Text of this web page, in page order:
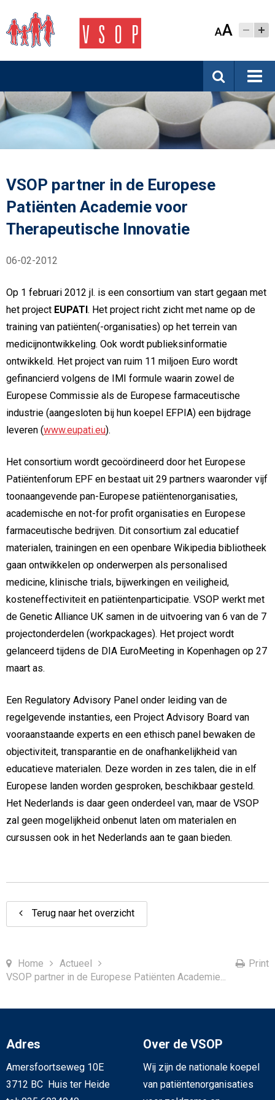
AA
VSOP partner in de Europese
Patiënten Academie voor
Therapeutische Innovatie
06-02-2012
Op 1 februari 2012 jl. is een consortium van start gegaan met
het project EUPATI. Het project richt zicht met name op de
training van patiënten(-organisaties) op het terrein van
medicijnontwikkeling. Ook wordt publieksinformatie
ontwikkeld. Het project van ruim 11 miljoen Euro wordt
gefinancierd volgens de IMI formule waarin zowel de
Europese Commissie als de Europese farmaceutische
industrie (aangesloten bij hun koepel EFPIA) een bijdrage
leveren (www.eupati.eu).
Het consortium wordt gecoördineerd door het Europese
Patiëntenforum EPF en bestaat uit 29 partners waaronder vijf
toonaangevende pan-Europese patiëntenorganisaties,
academische en not-for profit organisaties en Europese
farmaceutische bedrijven. Dit consortium zal educatief
materialen, trainingen en een openbare Wikipedia bibliotheek
gaan ontwikkelen op onderwerpen als personalised
medicine, klinische trials, bijwerkingen en veiligheid,
kosteneffectiviteit en patiëntenparticipatie. VSOP werkt met
de Genetic Alliance UK samen in de uitvoering van 6 van de 7
projectonderdelen (workpackages). Het project wordt
gelanceerd tijdens de DIA EuroMeeting in Kopenhagen op 27
maart as.
Een Regulatory Advisory Panel onder leiding van de
regelgevende instanties, een Project Advisory Board van
vooraanstaande experts en een ethisch panel bewaken de
objectiviteit, transparantie en de onafhankelijkheid van
educatieve materialen. Deze worden in zes talen, die in elf
Europese landen worden gesproken, beschikbaar gesteld.
Het Nederlands is daar geen onderdeel van, maar de VSOP
zal geen mogelijkheid onbenut laten om materialen en
cursussen ook in het Nederlands aan te gaan bieden.
Terug naar het overzicht
Home
Actueel
VSOP partner in de Europese Patiënten Academie...
Print
Adres
Amersfoortseweg 10E
3712 BC Huis ter Heide
Over de VSOP
Wij zijn de nationale koepel
van patiëntenorganisaties